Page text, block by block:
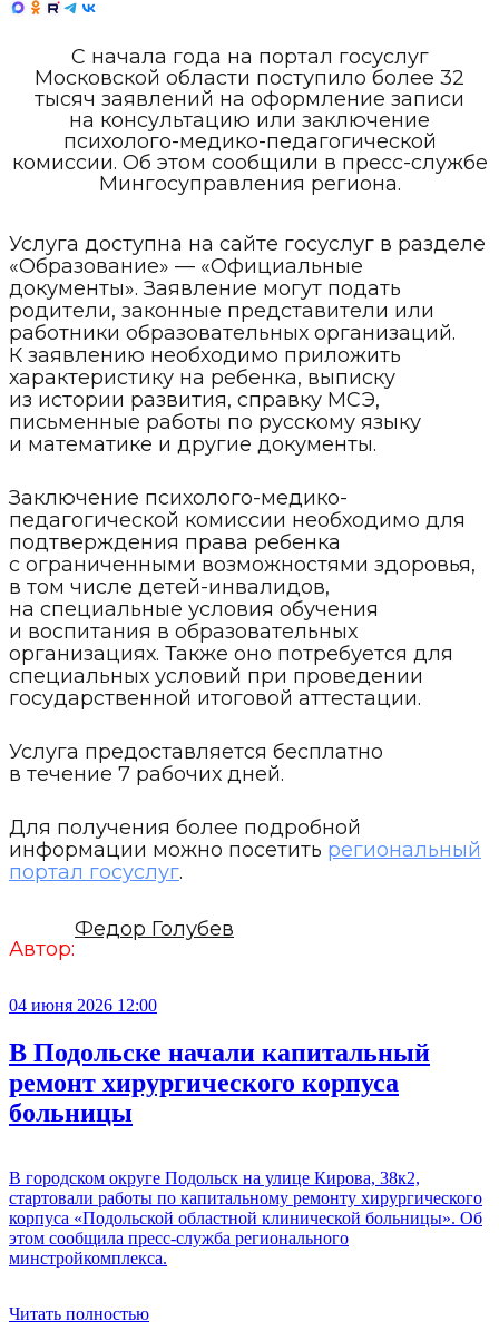
С начала года на портал госуслуг
Московской области поступило более 32
тысяч заявлений на оформление записи
на консультацию или заключение
психолого-медико-педагогической
комиссии. Об этом сообщили в пресс-службе
Мингосуправления региона.
Услуга доступна на сайте госуслуг в разделе
«Образование» — «Официальные
документы». Заявление могут подать
родители, законные представители или
работники образовательных организаций.
К заявлению необходимо приложить
характеристику на ребенка, выписку
из истории развития, справку МСЭ,
письменные работы по русскому языку
и математике и другие документы.
Заключение психолого-медико-
педагогической комиссии необходимо для
подтверждения права ребенка
с ограниченными возможностями здоровья,
в том числе детей-инвалидов,
на специальные условия обучения
и воспитания в образовательных
организациях. Также оно потребуется для
специальных условий при проведении
государственной итоговой аттестации.
Услуга предоставляется бесплатно
в течение 7 рабочих дней.
Для получения более подробной
информации можно посетить региональный
портал госуслуг.
Автор:
Федор Голубев
04 июня 2026 12:00
В Подольске начали капитальный
ремонт хирургического корпуса
больницы
В городском округе Подольск на улице Кирова, 38к2,
стартовали работы по капитальному ремонту хирургического
корпуса «Подольской областной клинической больницы». Об
этом сообщила пресс-служба регионального
минстройкомплекса.
Читать полностью